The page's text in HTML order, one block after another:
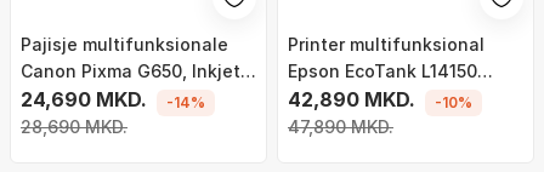
Pajisje multifunksionale
Canon Pixma G650, Inkjet
MegaTank, Wi Fi, e zezë
24,690 MKD.
28,690 MKD.
-14%
Printer multifunksional
Epson EcoTank L14150
(C11CH96402), A3,
4800x1200 dpi, WiFi, i zi
42,890 MKD.
47,890 MKD.
-10%